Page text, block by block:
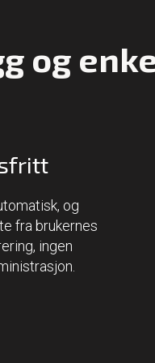
og
og
fra brukernes
ingen